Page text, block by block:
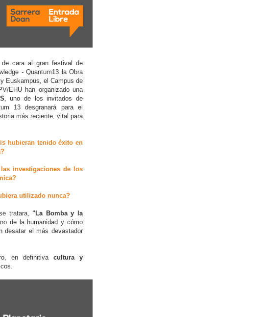
cara al gran festival de
- Quantum13 la Obra
Euskampus, el Campus de
EHU han organizado una
, uno de los invitados de
13 desgranará para el
más reciente, vital para
hubieran tenido éxito en
investigaciones de los
utilizado nunca?
tratara,"La Bomba y la
de la humanidad y cómo
desatar el más devastador
en definitiva cultura y